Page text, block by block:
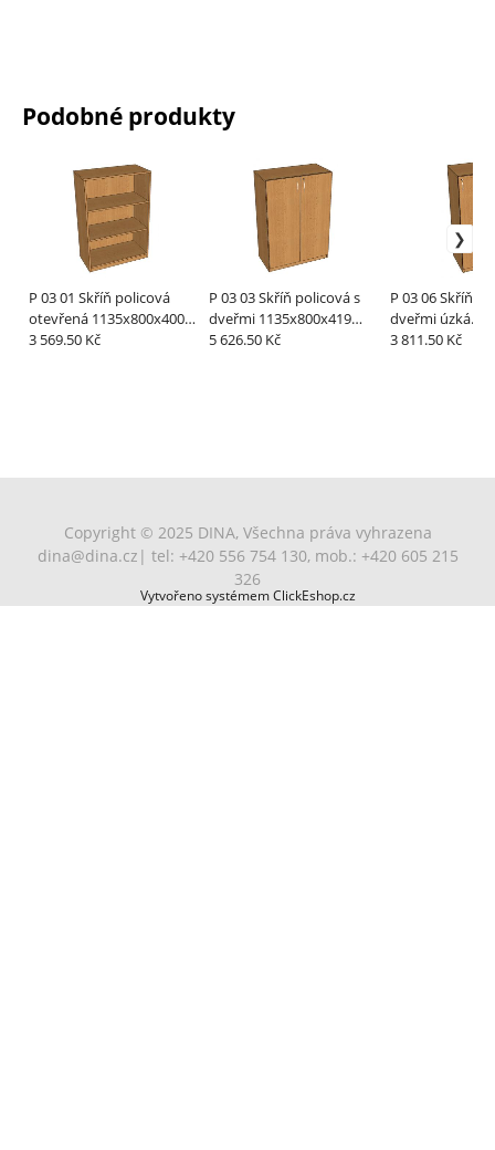
Podobné produkty
P 03 01 Skříň policová
otevřená 1135x800x400
mm
3 569.50 Kč
P 03 03 Skříň policová s
dveřmi 1135x800x419
mm
5 626.50 Kč
P 03 06 Skříň policová s
dveřmi úzká
1135x400x419
3 811.50 Kč
Copyright © 2025 DINA, Všechna práva vyhrazena
dina@dina.cz | tel: +420 556 754 130, mob.: +420 605 215
326
Vytvořeno systémem ClickEshop.cz